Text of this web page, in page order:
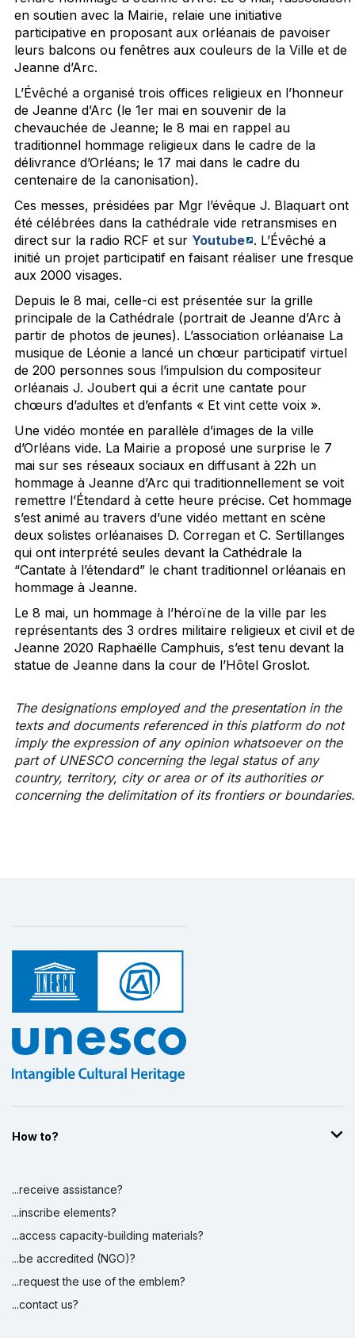
en soutien avec la Mairie, relaie une initiative
participative en proposant aux orléanais de pavoiser
leurs balcons ou fenêtres aux couleurs de la Ville et de
Jeanne d’Arc.
L’Évêché a organisé trois offices religieux en l’honneur
de Jeanne d’Arc (le 1er mai en souvenir de la
chevauchée de Jeanne; le 8 mai en rappel au
traditionnel hommage religieux dans le cadre de la
délivrance d’Orléans; le 17 mai dans le cadre du
centenaire de la canonisation).
Ces messes, présidées par Mgr l’évêque J. Blaquart ont
été célébrées dans la cathédrale vide retransmises en
direct sur la radio RCF et sur Youtube . L’Évêché a
initié un projet participatif en faisant réaliser une fresque
aux 2000 visages.
Depuis le 8 mai, celle-ci est présentée sur la grille
principale de la Cathédrale (portrait de Jeanne d’Arc à
partir de photos de jeunes). L’association orléanaise La
musique de Léonie a lancé un chœur participatif virtuel
de 200 personnes sous l’impulsion du compositeur
orléanais J. Joubert qui a écrit une cantate pour
chœurs d’adultes et d’enfants « Et vint cette voix ».
Une vidéo montée en parallèle d’images de la ville
d’Orléans vide. La Mairie a proposé une surprise le 7
mai sur ses réseaux sociaux en diffusant à 22h un
hommage à Jeanne d’Arc qui traditionnellement se voit
remettre l’Étendard à cette heure précise. Cet hommage
s’est animé au travers d’une vidéo mettant en scène
deux solistes orléanaises D. Corregan et C. Sertillanges
qui ont interprété seules devant la Cathédrale la
“Cantate à l’étendard” le chant traditionnel orléanais en
hommage à Jeanne.
Le 8 mai, un hommage à l’héroïne de la ville par les
représentants des 3 ordres militaire religieux et civil et de
Jeanne 2020 Raphaëlle Camphuis, s’est tenu devant la
statue de Jeanne dans la cour de l’Hôtel Groslot.
The designations employed and the presentation in the
texts and documents referenced in this platform do not
imply the expression of any opinion whatsoever on the
part of UNESCO concerning the legal status of any
country, territory, city or area or of its authorities or
concerning the delimitation of its frontiers or boundaries.
How to?
...receive assistance?
...inscribe elements?
...access capacity-building materials?
...be accredited (NGO)?
...request the use of the emblem?
...contact us?